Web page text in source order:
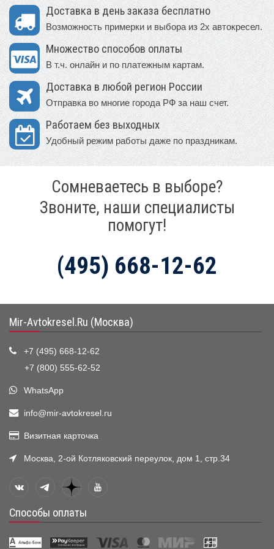
Доставка в день заказа бесплатно
Возможность примерки и выбора из 2х автокресел.
Множество способов оплаты
В т.ч. онлайн и по платежным картам.
Доставка в любой регион России
Отправка во многие города РФ за наш счет.
Работаем без выходных
Удобный режим работы даже по праздникам.
Сомневаетесь в выборе?
Звоните, наши специалисты
помогут!
(495) 668-12-62
Mir-Avtokresel.Ru (Москва)
+7 (495) 668-12-62
+7 (800) 555-62-52
WhatsApp
info@mir-avtokresel.ru
Визитная карточка
Москва, 2-ой Котляковский переулок, дом 1, стр.34
Способы оплаты